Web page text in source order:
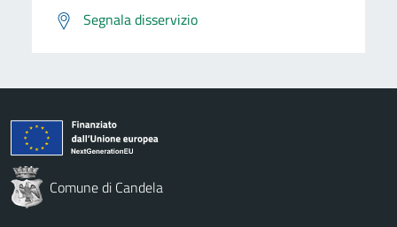
Segnala disservizio
Comune di Candela